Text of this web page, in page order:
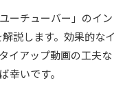
ーチューバー」のイン
説します。効果的なイ
イアップ動画の工夫な
幸いです。